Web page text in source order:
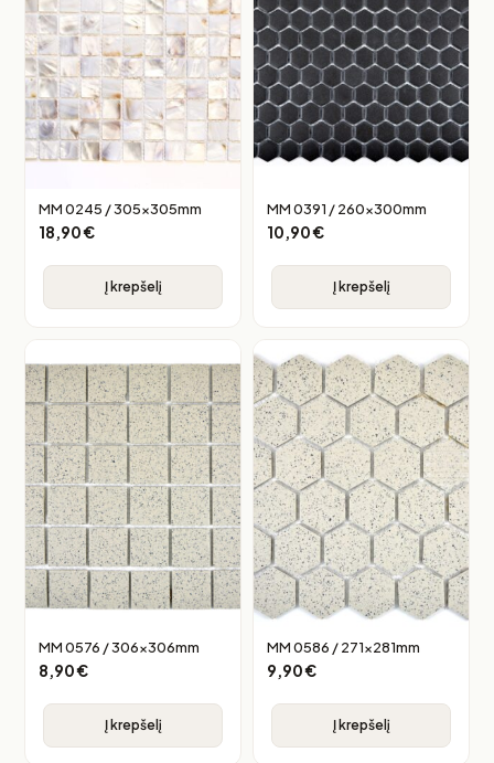
MM 0245 / 305x305mm
18,90€
Į krepšelį
MM 0391 / 260x300mm
10,90€
Į krepšelį
MM 0576 / 306x306mm
8,90€
Į krepšelį
MM 0586 / 271x281mm
9,90€
Į krepšelį